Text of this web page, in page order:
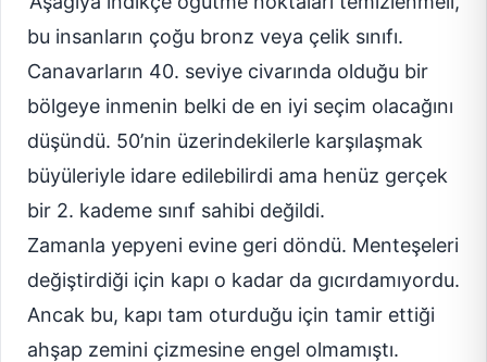
bu insanların çoğu bronz veya çelik sınıfı.
Canavarların 40. seviye civarında olduğu bir
bölgeye inmenin belki de en iyi seçim olacağını
düşündü. 50’nin üzerindekilerle karşılaşmak
büyüleriyle idare edilebilirdi ama henüz gerçek
bir 2. kademe sınıf sahibi değildi.
Zamanla yepyeni evine geri döndü. Menteşeleri
değiştirdiği için kapı o kadar da gıcırdamıyordu.
Ancak bu, kapı tam oturduğu için tamir ettiği
ahşap zemini çizmesine engel olmamıştı.